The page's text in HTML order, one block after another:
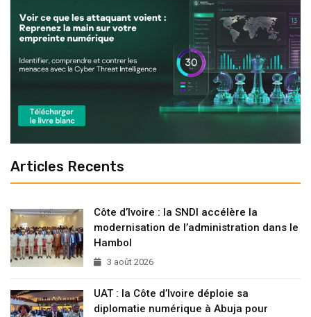
Articles Recents
Côte d’Ivoire : la SNDI accélère la
modernisation de l’administration dans le
Hambol
3 août 2026
UAT : la Côte d’Ivoire déploie sa
diplomatie numérique à Abuja pour